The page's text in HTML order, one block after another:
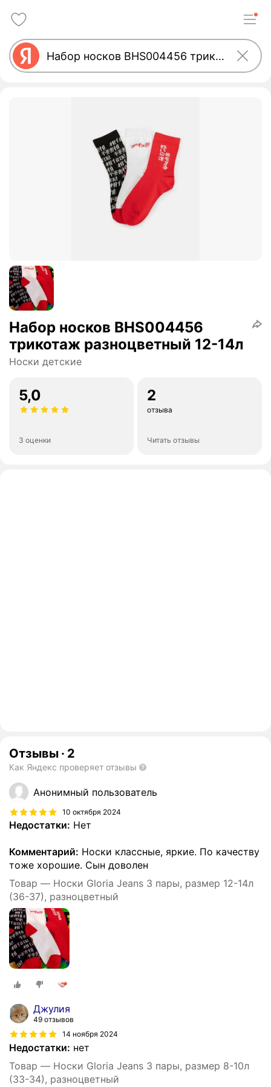
Набор носков BHS004456
трикотаж разноцветный 12-14л
Носки детские
5,0
3 оценки
2
отзыва
Читать отзывы
Отзывы · 2
Как Яндекс проверяет отзывы
Анонимный пользователь
10 октября 2024
Недостатки: Нет
Комментарий: Носки классные, яркие. По качеству
тоже хорошие. Сын доволен
Товар — Носки Gloria Jeans 3 пары, размер 12-14л
(36-37), разноцветный
Джулия
49 отзывов
14 ноября 2024
Недостатки: нет
Товар — Носки Gloria Jeans 3 пары, размер 8-10л
(33-34), разноцветный